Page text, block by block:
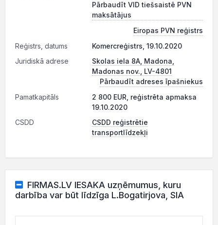
Pārbaudīt VID tiešsaistē PVN
maksātājus
Eiropas PVN reģistrs
Reģistrs, datums
Komercreģistrs, 19.10.2020
Juridiskā adrese
Skolas iela 8A, Madona,
Madonas nov., LV-4801
Pārbaudīt adreses īpašniekus
Pamatkapitāls
2 800 EUR, reģistrēta apmaksa
19.10.2020
CSDD
CSDD reģistrētie
transportlīdzekļi
FIRMAS.LV IESAKA uzņēmumus, kuru
darbība var būt līdzīga L.Bogatirjova, SIA